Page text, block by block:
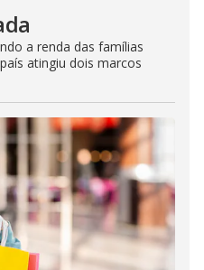
a renda das famílias
atingiu dois marcos